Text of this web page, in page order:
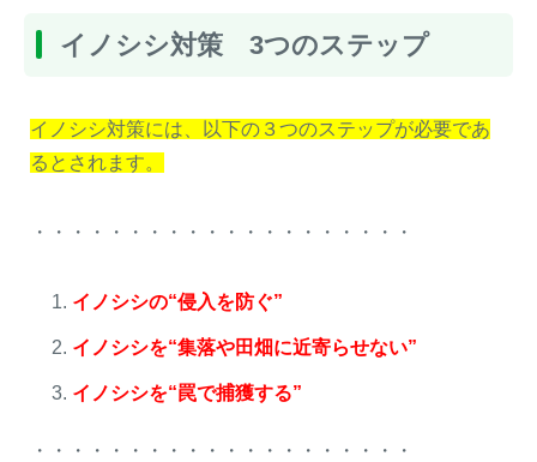
イノシシ対策 3つのステップ
イノシシ対策には、以下の３つのステップが必要であ
るとされます。
・・・・・・・・・・・・・・・・・・・・
イノシシの“侵入を防ぐ”
イノシシを“集落や田畑に近寄らせない”
イノシシを“罠で捕獲する”
・・・・・・・・・・・・・・・・・・・・